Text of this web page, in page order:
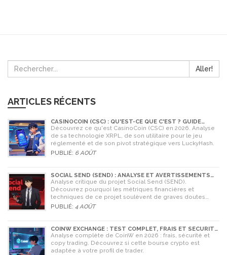
Aller!
ARTICLES RÉCENTS
CASINOCOIN (CSC) : QU'EST-CE QUE C'EST ? GUIDE
COMPLET, TOKENOMICS ET AVENIR EN 2026
Découvrez ce qu'est CasinoCoin (CSC) en 2026. Analyse
de sa technologie XRPL, de son utilitaire pour le jeu
réglementé et de son pivot stratégique vers LuckyHash.
PUBLIÉ: 6 AOÛT
SOCIAL SEND (SEND) : ANALYSE ET AVERTISSEMENTS
CRITIQUES POUR 2026
Analyse critique du projet Social Send (SEND).
Découvrez pourquoi les métriques financières et
techniques de ce projet soulèvent de graves doutes
quant à sa légitimité en 2026.
PUBLIÉ: 4 AOÛT
COINW EXCHANGE : TEST COMPLET, FRAIS ET SÉCURITÉ
EN 2026
Analyse complète de CoinW en 2026 : frais, sécurité et
copy trading. Découvrez si cette bourse crypto est
adaptée à votre profil de trader.